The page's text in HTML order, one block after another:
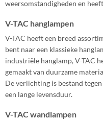
weersomstandigheden en
V-TAC hanglampen
V-TAC heeft een breed
bent naar een klassieke
industriële hanglamp, V-TAC
gemaakt van duurzame
De verlichting is bestand
een lange levensduur.
V-TAC wandlampen